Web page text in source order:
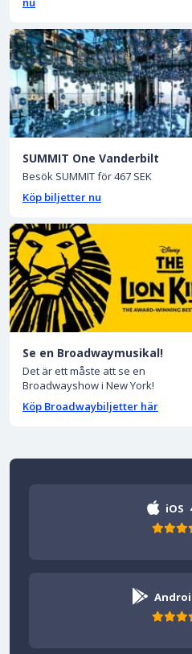
SUMMIT One Vanderbilt
Besök SUMMIT för 467 SEK
Köp biljetter nu
Se en Broadwaymusikal!
Det är ett måste att se en
Broadwayshow i New York!
Köp Broadwaybiljetter här
iOS